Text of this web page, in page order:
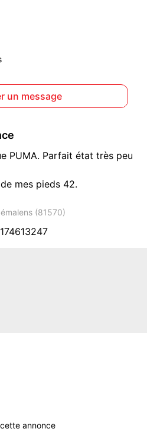
un message
PUMA. Parfait état très peu
mes pieds 42.
(81570)
annonce